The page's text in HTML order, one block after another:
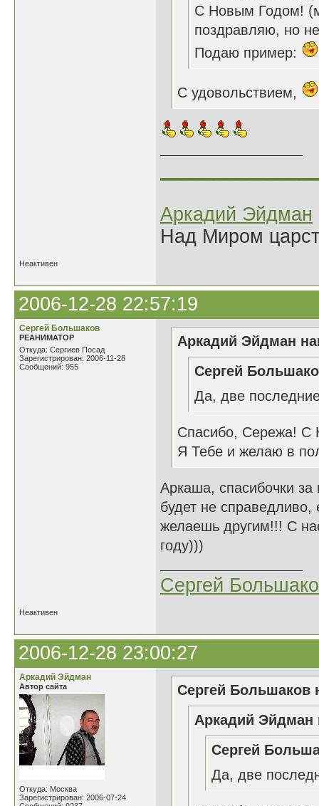
С Новым Годом!
поздравляю, но
Подаю пример:
С удовольствием,
Аркадий Эйдман
Над Миром
Неактивен
2006-12-28 22:57:19
Сергей Большаков
РЕАНИМАТОР
Откуда: Сергиев Посад
Зарегистрирован: 2006-11-28
Сообщений: 955
Аркадий Эйдман
Сергей
Да, две
Спасибо, Сережа! С
Я Тебе и желаю в
Аркаша, спасибочки
будет не справедливо,
желаешь другим!!! С
году)))
Сергей
Неактивен
2006-12-28 23:00:27
Аркадий Эйдман
Автор сайта
Откуда: Москва
Зарегистрирован: 2006-07-24
Сергей Большаков
Аркадий Эйдман
Сергей
Да, две